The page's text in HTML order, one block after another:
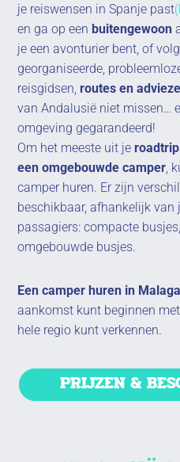
je reiswensen in Spanje past
en ga op eenbuitengewoon
je een avonturier bent, of
georganiseerde,
reisgidsen,routes en
van Andalusië niet missen…
omgeving gegarandeerd!
Om het meeste uit je
een omgebouwde camper ,
camper huren. Er zijn
beschikbaar, afhankelijk van
passagiers: compacte
omgebouwde busjes.
Een camper huren in Malaga
aankomst kunt beginnen
hele regio kunt verkennen.
PRIJZEN &